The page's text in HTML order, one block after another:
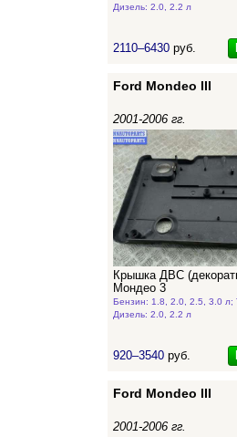
Дизель: 2.0, 2.2 л
2110–6430 руб.
Ford Mondeo III
2001-2006 гг.
Крышка ДВС
Мондео 3
Бензин: 1.8, 2.0, 2.5, 3.0 л;
Дизель: 2.0, 2.2 л
920–3540 руб.
Ford Mondeo III
2001-2006 гг.